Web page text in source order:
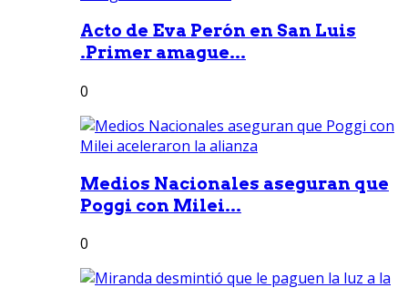
Acto de Eva Perón en San Luis
.Primer amague...
0
Medios Nacionales aseguran que
Poggi con Milei...
0